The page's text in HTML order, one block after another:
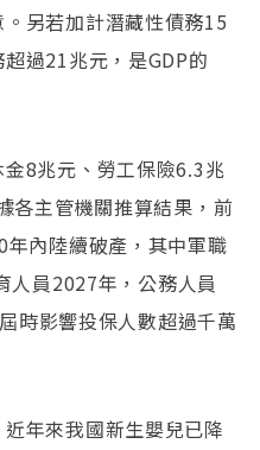
另若加計潛藏性債務15
過21兆元，是GDP的
8兆元、勞工保險6.3兆
各主管機關推算結果，前
內陸續破產，其中軍職
人員2027年，公務人員
時影響投保人數超過千萬
年來我國新生嬰兒已降